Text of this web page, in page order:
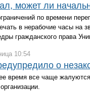
может ли
по времени
в нерабочие часы на
гражданского права
10:54
о
время все чаще